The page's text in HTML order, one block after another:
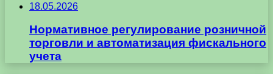
18.05.2026
Нормативное регулирование розничной
торговли и автоматизация фискального
учета